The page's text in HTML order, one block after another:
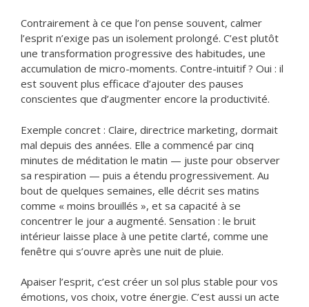
Contrairement à ce que l’on pense souvent, calmer
l’esprit n’exige pas un isolement prolongé. C’est plutôt
une transformation progressive des habitudes, une
accumulation de micro-moments. Contre-intuitif ? Oui : il
est souvent plus efficace d’ajouter des pauses
conscientes que d’augmenter encore la productivité.
Exemple concret : Claire, directrice marketing, dormait
mal depuis des années. Elle a commencé par cinq
minutes de méditation le matin — juste pour observer
sa respiration — puis a étendu progressivement. Au
bout de quelques semaines, elle décrit ses matins
comme « moins brouillés », et sa capacité à se
concentrer le jour a augmenté. Sensation : le bruit
intérieur laisse place à une petite clarté, comme une
fenêtre qui s’ouvre après une nuit de pluie.
Apaiser l’esprit, c’est créer un sol plus stable pour vos
émotions, vos choix, votre énergie. C’est aussi un acte